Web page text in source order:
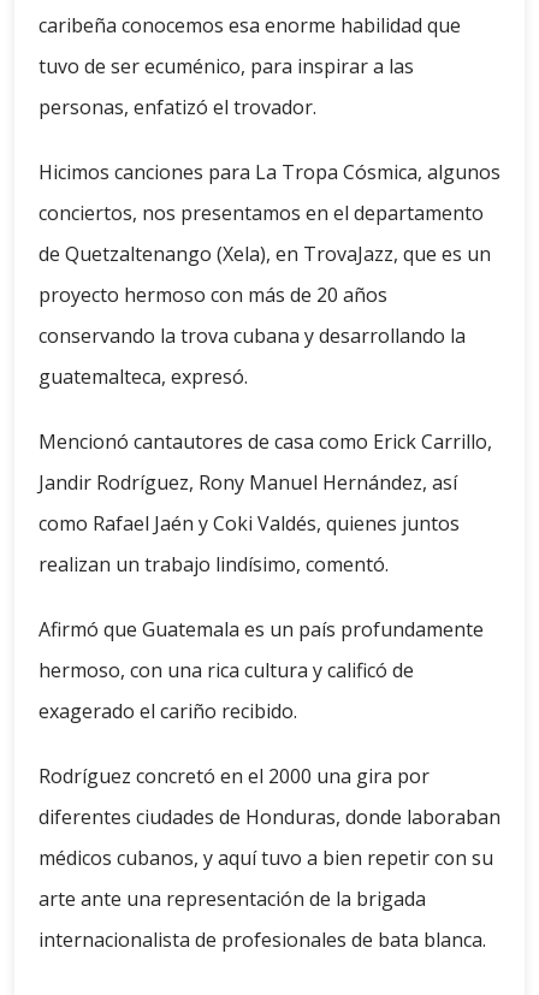
caribeña conocemos esa enorme habilidad que
tuvo de ser ecuménico, para inspirar a las
personas, enfatizó el trovador.
Hicimos canciones para La Tropa Cósmica, algunos
conciertos, nos presentamos en el departamento
de Quetzaltenango (Xela), en TrovaJazz, que es un
proyecto hermoso con más de 20 años
conservando la trova cubana y desarrollando la
guatemalteca, expresó.
Mencionó cantautores de casa como Erick Carrillo,
Jandir Rodríguez, Rony Manuel Hernández, así
como Rafael Jaén y Coki Valdés, quienes juntos
realizan un trabajo lindísimo, comentó.
Afirmó que Guatemala es un país profundamente
hermoso, con una rica cultura y calificó de
exagerado el cariño recibido.
Rodríguez concretó en el 2000 una gira por
diferentes ciudades de Honduras, donde laboraban
médicos cubanos, y aquí tuvo a bien repetir con su
arte ante una representación de la brigada
internacionalista de profesionales de bata blanca.